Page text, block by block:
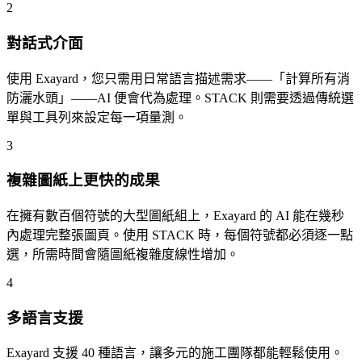
2
對話式介面
使用 Exayard，您只需用日常語言描述需求——「計算所有消
防灑水頭」——AI 便會代為處理。STACK 則需要透過傳統選
單與工具列來設定每一項量測。
3
複雜圖紙上更快的成果
在擁有數百個符號的大型圖紙組上，Exayard 的 AI 能在幾秒
內處理完整張圖頁。使用 STACK 時，每個符號都必須逐一點
選，所需時間會隨圖紙複雜度線性增加。
4
多語言支援
Exayard 支援 40 種語言，讓多元的施工團隊都能輕鬆使用。